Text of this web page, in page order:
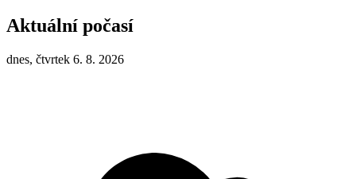
Aktuální počasí
dnes, čtvrtek 6. 8. 2026